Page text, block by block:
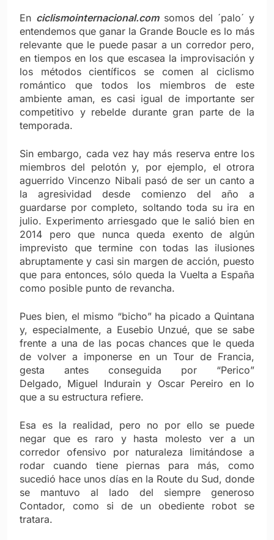
En ciclismointernacional.comsomos del ´palo´ y
entendemos que ganar la Grande Boucle es lo más
relevante que le puede pasar a un corredor pero,
en tiempos en los que escasea la improvisación y
los métodos científicos se comen al ciclismo
romántico que todos los miembros de este
ambiente aman, es casi igual de importante ser
competitivo y rebelde durante gran parte de la
temporada.
Sin embargo, cada vez hay más reserva entre los
miembros del pelotón y, por ejemplo, el otrora
aguerrido Vincenzo Nibali pasó de ser un canto a
la agresividad desde comienzo del año a
guardarse por completo, soltando toda su ira en
julio. Experimento arriesgado que le salió bien en
2014 pero que nunca queda exento de algún
imprevisto que termine con todas las ilusiones
abruptamente y casi sin margen de acción, puesto
que para entonces, sólo queda la Vuelta a España
como posible punto de revancha.
Pues bien, el mismo “bicho” ha picado a Quintana
y, especialmente, a Eusebio Unzué, que se sabe
frente a una de las pocas chances que le queda
de volver a imponerse en un Tour de Francia,
gesta antes conseguida por “Perico”
Delgado, Miguel Indurain y Oscar Pereiro en lo
que a su estructura refiere.
Esa es la realidad, pero no por ello se puede
negar que es raro y hasta molesto ver a un
corredor ofensivo por naturaleza limitándose a
rodar cuando tiene piernas para más, como
sucedió hace unos días en la Route du Sud, donde
se mantuvo al lado del siempre generoso
Contador, como si de un obediente robot se
tratara.